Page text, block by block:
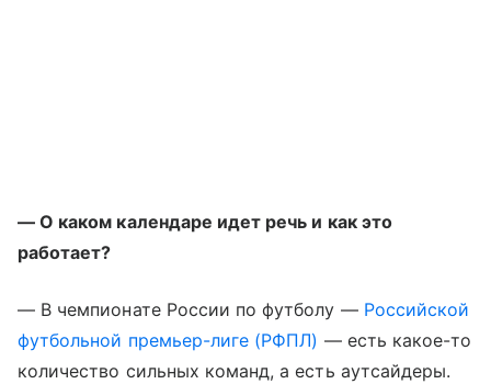
— О каком календаре идет речь и как это
работает?
— В чемпионате России по футболу — Российской
футбольной премьер-лиге (РФПЛ) — есть какое-то
количество сильных команд, а есть аутсайдеры.